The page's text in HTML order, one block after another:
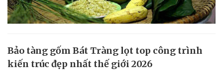
Bảo tàng gốm Bát Tràng lọt top công trình
kiến trúc đẹp nhất thế giới 2026